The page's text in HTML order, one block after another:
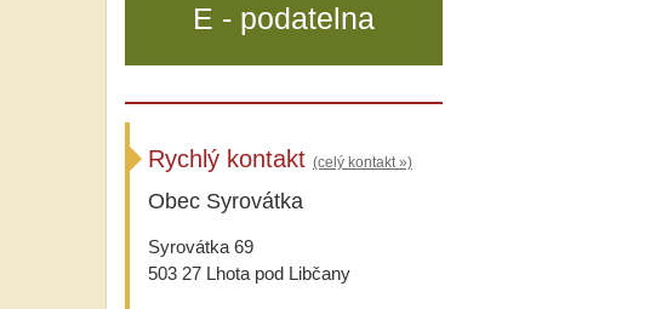
E - podatelna
Rychlý kontakt (celý kontakt »)
Obec Syrovátka
Syrovátka 69
503 27 Lhota pod Libčany